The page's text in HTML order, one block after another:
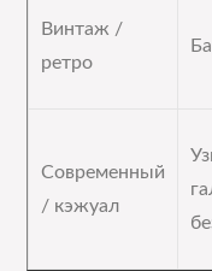
Винтаж /
ретро
Современный
/ кэжуал